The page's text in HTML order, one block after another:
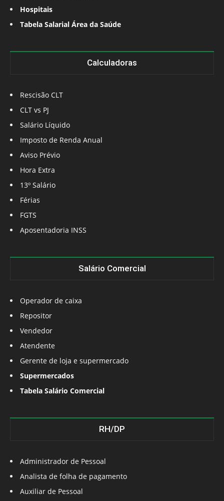
Hospitais
Tabela Salarial Área da Saúde
Calculadoras
Rescisão CLT
CLT vs PJ
Salário Líquido
Imposto de Renda Anual
Aviso Prévio
Hora Extra
13º Salário
Férias
FGTS
Aposentadoria INSS
Salário Comercial
Operador de caixa
Repositor
Vendedor
Atendente
Gerente de loja e supermercado
Supermercados
Tabela Salário Comercial
RH/DP
Administrador de Pessoal
Analista de folha de pagamento
Auxiliar de Pessoal